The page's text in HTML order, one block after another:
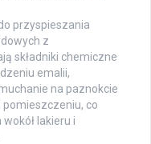
przyspieszania
z
składniki chemiczne
emalii,
na paznokcie
co
lakieru i